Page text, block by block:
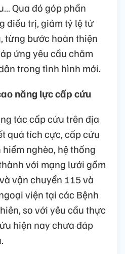
Qua đó góp phần
điều trị, giảm tỷ lệ tử
từng bước hoàn thiện
ứng yêu cầu chăm
trong tình hình mới.
năng lực cấp cứu
tác cấp cứu trên địa
quả tích cực, cấp cứu
nghèo, hệ thống
với mạng lưới gồm
vận chuyển 115 và
viện tại các Bệnh
so với yêu cầu thực
hiện nay chưa đáp